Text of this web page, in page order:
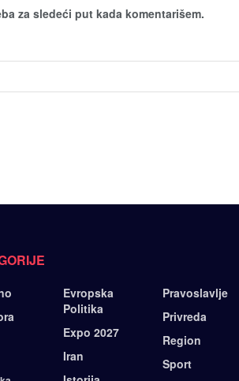
za sledeći put kada komentarišem.
Evropska
Politika
Expo 2027
Iran
Pravoslavlje
Privreda
Region
Sport